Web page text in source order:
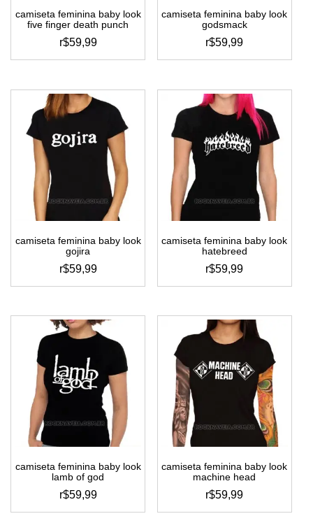
produto
produto
camiseta feminina baby look
five finger death punch
r$59,99
este
tem
várias
variantes.
as
opções
escolhidas
na
página
produto
camiseta feminina baby look
godsmack
r$59,99
este
tem
várias
variantes.
as
opções
escolhidas
na
produto
camiseta feminina baby look
gojira
r$59,99
este
tem
várias
variantes.
as
opções
podem
escolhidas
na
produto
camiseta feminina baby look
hatebreed
r$59,99
este
tem
várias
variantes.
opções
escolhidas
na
produto
camiseta feminina baby look
lamb of god
r$59,99
este
camiseta feminina baby look
machine head
r$59,99
este